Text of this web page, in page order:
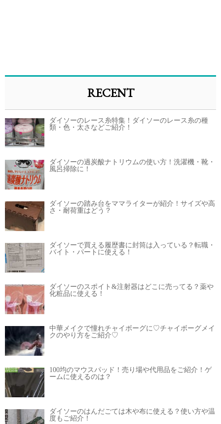
RECENT
ダイソーのレース糸特集！ダイソーのレース糸の種
類・色・太さなどご紹介！
ダイソーの過炭酸ナトリウムの使い方！洗濯機・靴・
風呂掃除に！
ダイソーの踏み台をママライターが紹介！サイズや高
さ・耐荷重はどう？
ダイソーで買える履歴書に封筒は入っている？転職・
バイト・パートに使える！
ダイソーのスポイト&注射器はどこに売ってる？薬や
化粧品に使える！
中華メイクで憧れチャイボーグに♡チャイボーグメイ
クのやり方をご紹介♡
100均のマウスパッド！売り場や代用品をご紹介！ゲ
ームに使えるのは？
ダイソーのはんだごては木や布に使える？使い方や温
度もご紹介！